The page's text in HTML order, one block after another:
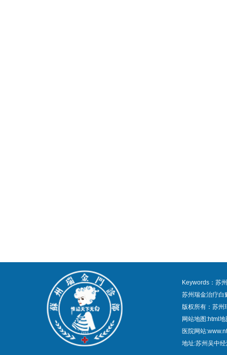
Keywords：苏
苏州瑞金治疗白
版权所有：苏
网站地图:html地
医院网站
地址:苏州吴中